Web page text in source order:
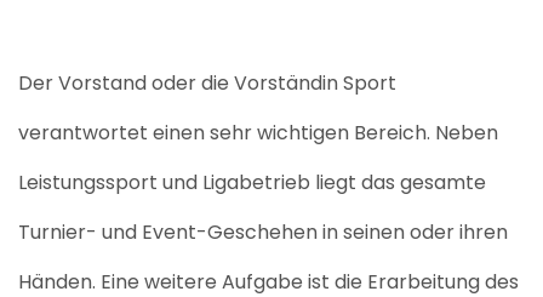
Der Vorstand oder die Vorständin Sport
verantwortet einen sehr wichtigen Bereich. Neben
Leistungssport und Ligabetrieb liegt das gesamte
Turnier- und Event-Geschehen in seinenoderihren
Händen. Eine weitere Aufgabe ist die Erarbeitung des